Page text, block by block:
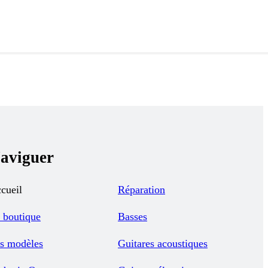
boutique
modèles
Réparation
Basses
Guitares acoustiques